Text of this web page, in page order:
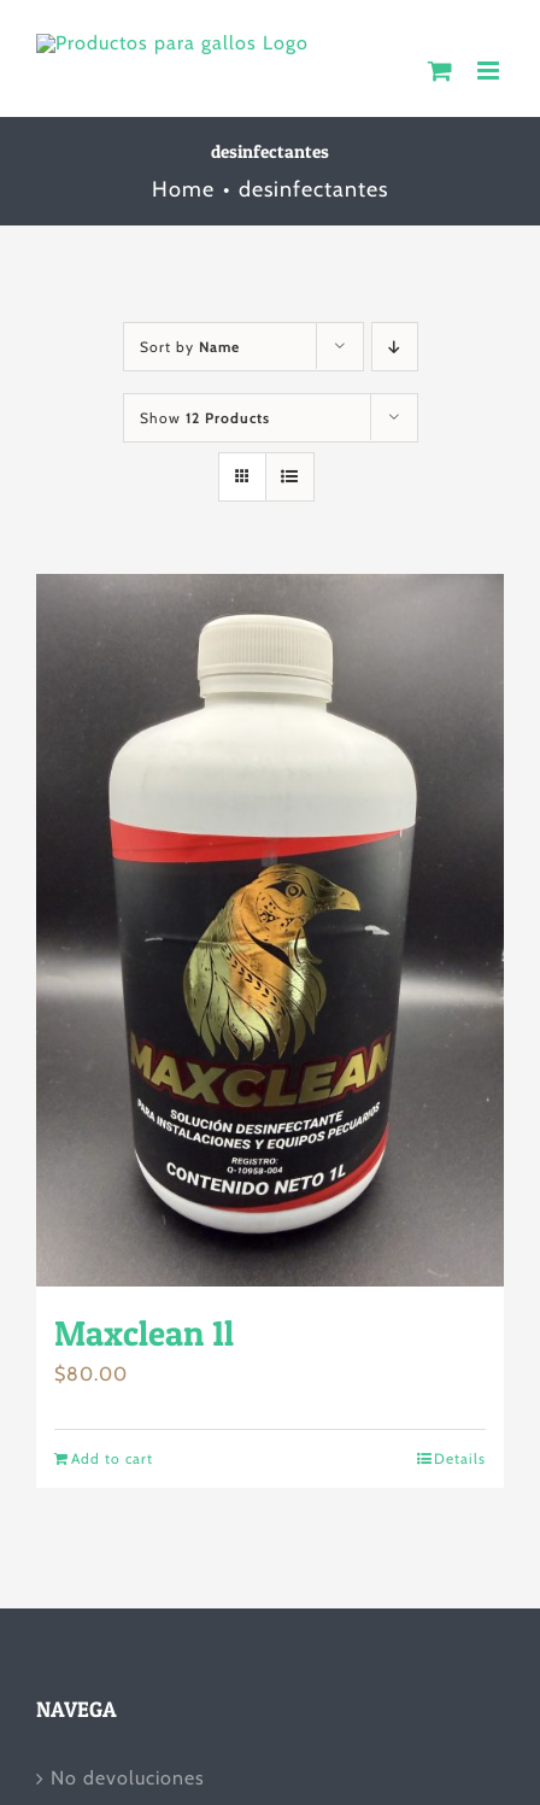
desinfectantes
Home desinfectantes
Sort by Name
Show 12 Products
Maxclean 1l
$80.00
Add to cart Details
NAVEGA
No devoluciones